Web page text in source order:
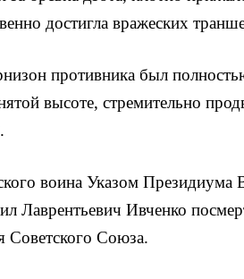
достигла вражеских
противни­ка был
высоте, стремительно
воина Указом Президиума
Лаврентьевич Ивченко
Советско­го Союза.